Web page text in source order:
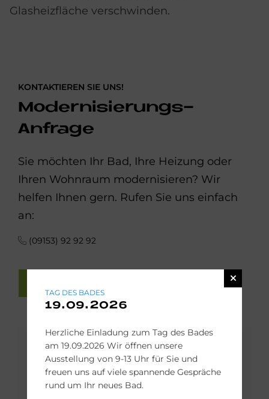
Glasheizfläche verschwinden.
KONTAKTIEREN SIE UNS!
Modernisierungs-
Anfrage
Sie möchten Ihr Bad, Ihre Heizung oder
Ihren Wohnraum modernisieren? Wir
helfen Ihnen gern. Rufen Sie uns einfach
an:
(09153) 92 92 92
TAG DES BADES
19.09.2026
Herzliche Einladung zum Tag des Bades
am 19.09.2026 Wir öffnen unsere
Ausstellung von 9-13 Uhr für Sie und
freuen uns auf viele spannende Gespräche
rund um Ihr neues Bad.